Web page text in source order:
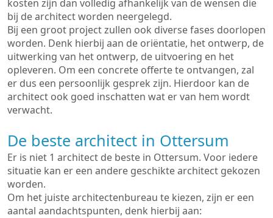
kosten zijn dan volledig afhankelijk van de wensen die
bij de architect worden neergelegd.
Bij een groot project zullen ook diverse fases doorlopen
worden. Denk hierbij aan de oriëntatie, het ontwerp, de
uitwerking van het ontwerp, de uitvoering en het
opleveren. Om een concrete offerte te ontvangen, zal
er dus een persoonlijk gesprek zijn. Hierdoor kan de
architect ook goed inschatten wat er van hem wordt
verwacht.
De beste architect in Ottersum
Er is niet 1 architect de beste in Ottersum. Voor iedere
situatie kan er een andere geschikte architect gekozen
worden.
Om het juiste architectenbureau te kiezen, zijn er een
aantal aandachtspunten, denk hierbij aan: